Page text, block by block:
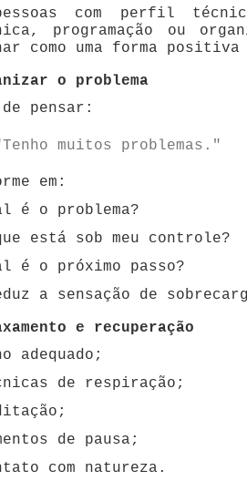
com perfil
programação ou
como uma forma
o problema
de pensar:
muitos problemas."
em:
é o problema?
está sob meu controle?
é o próximo passo?
a sensação de
e recuperação
adequado;
de respiração;
de pausa;
com natureza.